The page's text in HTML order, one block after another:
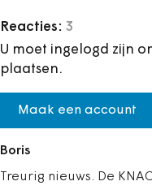
Reacties: 3
U moet ingelogd zijn
plaatsen.
Maak een account
Boris
Treurig nieuws. De